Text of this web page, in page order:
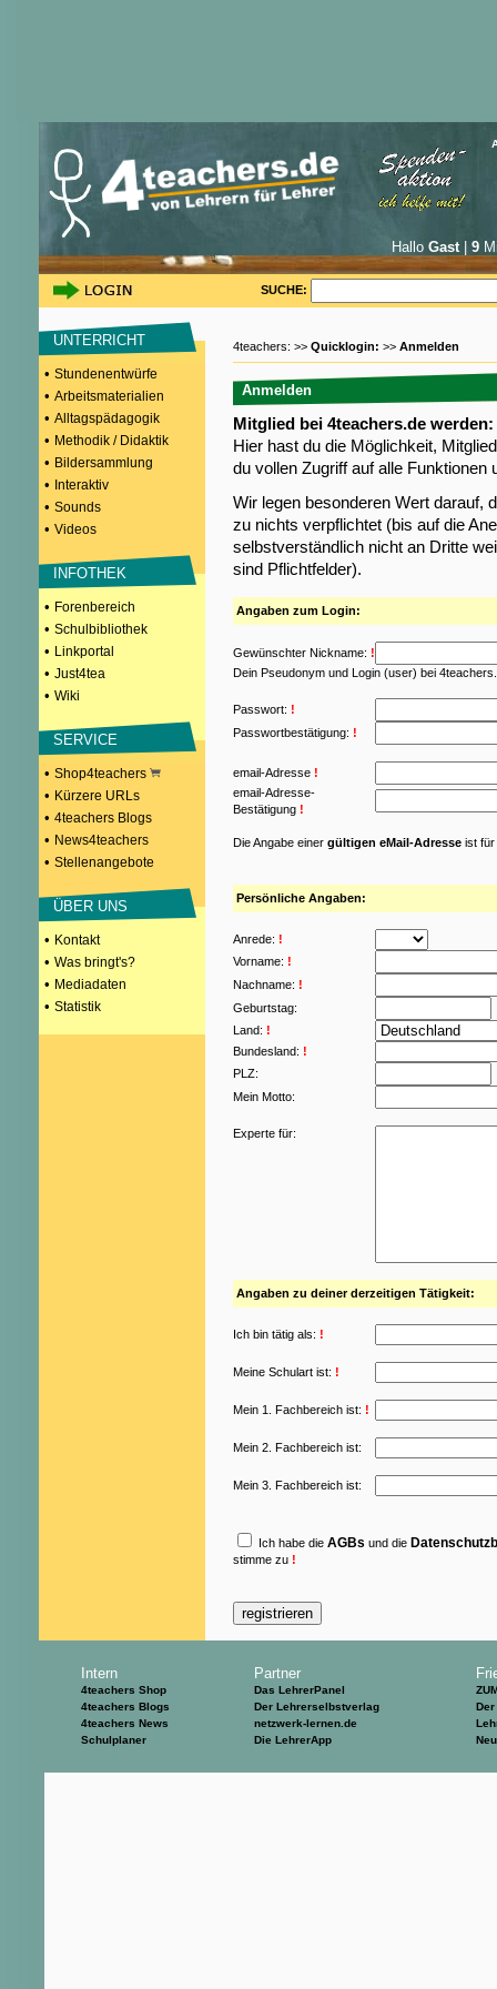
Hallo Gast| 9
SUCHE:
UNTERRICHT
• Stundenentwürfe
• Arbeitsmaterialien
• Alltagspädagogik
• Methodik / Didaktik
• Bildersammlung
• Interaktiv
• Sounds
• Videos
INFOTHEK
• Forenbereich
• Schulbibliothek
• Linkportal
• Just4tea
• Wiki
SERVICE
• Shop4teachers
• Kürzere URLs
• 4teachers Blogs
• News4teachers
• Stellenangebote
ÜBER UNS
• Kontakt
• Was bringt's?
• Mediadaten
• Statistik
4teachers: >> Quicklogin: >> Anmelden
Anmelden
Mitglied bei 4teachers.de werden:
Hier hast du die Möglichkeit,
du vollen Zugriff auf alle Funktionen
Wir legen besonderen Wert darauf,
zu nichts verpflichtet (bis auf die
selbstverständlich nicht an Dritte
sind Pflichtfelder).
Angaben zum Login:
Gewünschter Nickname: !
Dein Pseudonym und Login (user) bei
Passwort: !
Passwortbestätigung: !
email-Adresse !
email-Adresse-
Bestätigung !
Die Angabe einer gültigen eMail-Adresse ist für
Persönliche Angaben:
Anrede: !
Vorname: !
Nachname: !
Geburtstag:
Land: !
Bundesland: !
PLZ:
Mein Motto:
Experte für:
Angaben zu deiner derzeitigen Tätigkeit:
Ich bin tätig als: !
Meine Schulart ist: !
Mein 1. Fachbereich ist: !
Mein 2. Fachbereich ist:
Mein 3. Fachbereich ist:
Ich habe die AGBs und die
stimme zu !
Intern
4teachers Shop
4teachers Blogs
4teachers News
Schulplaner
Partner
Das LehrerPanel
Der Lehrerselbstverlag
netzwerk-lernen.de
Die LehrerApp